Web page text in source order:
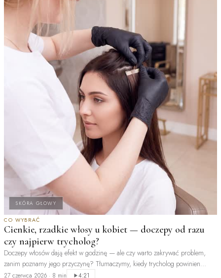
SKÓRA GŁOWY
CO WYBRAĆ
Cienkie, rzadkie włosy u kobiet — doczepy od razu
czy najpierw trycholog?
Doczepy włosów dają efekt w godzinę — ale czy warto zakrywać problem,
zanim poznamy jego przyczynę? Tłumaczymy, kiedy trycholog powinien
być…
27 czerwca 2026 · 8 min 4:21